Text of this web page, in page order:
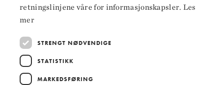
Hoved­samarbeidspartnere
retningslinjene våre for informasjonskapsler. Les
mer
STRENGT NØDVENDIGE
STATISTIKK
MARKEDSFØRING